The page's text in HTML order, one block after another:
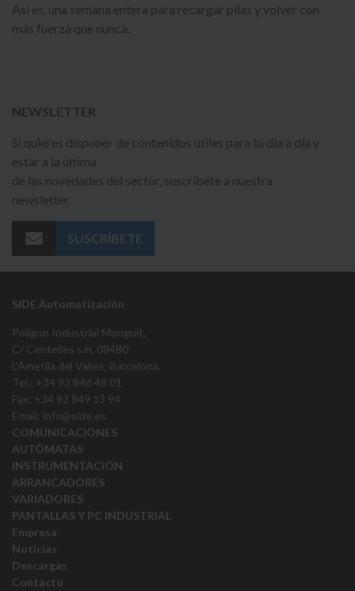
Así es, una semana entera para recargar pilas y volver con
más fuerza que nunca.
NEWSLETTER
Si quieres disponer de contenidos útiles para tu día a día y
estar a la última
de las novedades del sector, suscríbete a nuestra
newsletter.
SUSCRÍBETE
SIDE Automatización
Polígon Industrial Monguit,
C/ Centelles s/n, 08480
L'Ametlla del Vallès, Barcelona.
Tel.: +34 93 846 48 01
Fax: +34 93 849 13 94
Email: info@side.es
COMUNICACIONES
AUTÓMATAS
INSTRUMENTACIÓN
ARRANCADORES
VARIADORES
PANTALLAS Y PC INDUSTRIAL
Empresa
Noticias
Descargas
Contacto